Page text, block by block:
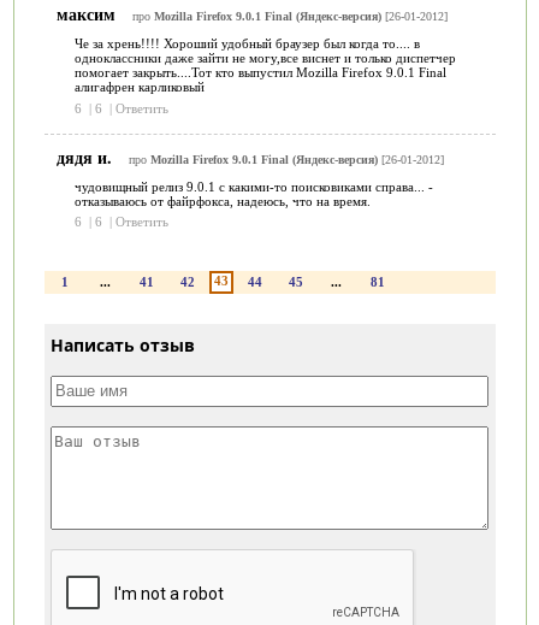
максим про Mozilla Firefox 9.0.1 Final (Яндекс-версия)[26-01-2012]
Че за хрень!!!! Хороший удобный браузер был когда то.... в
одноклассники даже зайти не могу,все виснет и только диспетчер
помогает закрыть....Тот кто выпустил Mozilla Firefox 9.0.1 Final
алигафрен карликовый
6
| 6 | Ответить
дядя и. про Mozilla Firefox 9.0.1 Final (Яндекс-версия)[26-01-2012]
чудовищный релиз 9.0.1 с какими-то поисковиками справа... -
отказываюсь от файрфокса, надеюсь, что на время.
6
| 6 | Ответить
1 ... 41 42 43 44 45 ... 81
Написать отзыв